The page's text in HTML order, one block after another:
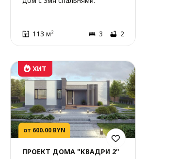
113 м² 3 2
от 600.00 BYN
ХИТ
ПРОЕКТ ДОМА "КВАДРИ 2"